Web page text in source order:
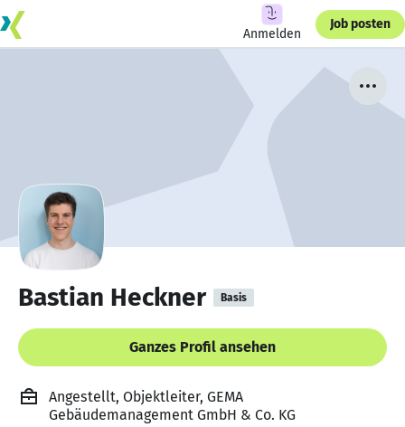
Anmelden
Job posten
Bastian Heckner Basis
Ganzes Profil ansehen
Angestellt, Objektleiter, GEMA
Gebäudemanagement GmbH & Co. KG